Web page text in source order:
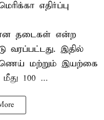
எதிர்ப்பு
தடைகள் என்ற
இதில்
மற்றும் இயற்கை
100 ...